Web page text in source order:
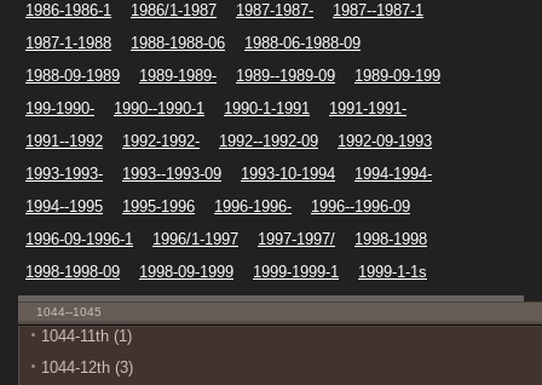
1986-1986-1
1986/1-1987 1987-1987-
1987--1987-1
1987-1-1988
1988-1988-06
1988-06-1988-09
1988-09-1989
1989-1989- 1989--1989-09
1989-09-199
199-1990-
1990--1990-1 1990-1-1991
1991-1991-
1991--1992
1992-1992- 1992--1992-09
1992-09-1993
1993-1993-
1993--1993-09 1993-10-1994
1994-1994-
1994--1995
1995-1996 1996-1996-
1996--1996-09
1996-09-1996-1
1996/1-1997 1997-1997/
1998-1998
1998-1998-09
1998-09-1999 1999-1999-1 1999-1-1s
1044--1045
1044-11th (1)
1044-12th (3)